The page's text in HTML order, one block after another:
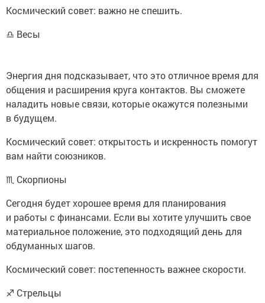
Космический совет: важно не спешить.
♎ Весы
Энергия дня подсказывает, что это отличное время для
общения и расширения круга контактов. Вы сможете
наладить новые связи, которые окажутся полезными
в будущем.
Космический совет: открытость и искренность помогут
вам найти союзников.
♏ Скорпионы
Сегодня будет хорошее время для планирования
и работы с финансами. Если вы хотите улучшить свое
материальное положение, это подходящий день для
обдуманных шагов.
Космический совет: постепенность важнее скорости.
♐ Стрельцы